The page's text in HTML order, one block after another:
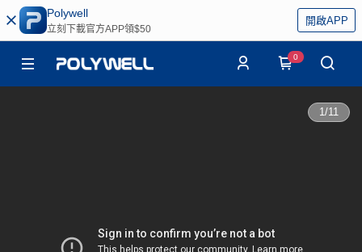
Polywell
立刻下載官方APP領$50
開啟APP
0
1/11